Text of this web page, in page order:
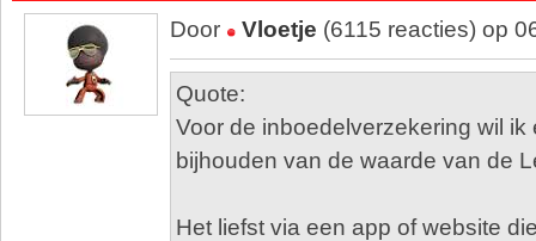
Door Vloetje (6115 reacties) op
Quote:
Voor de inboedelverzekering wil ik
bijhouden van de waarde van de
Het liefst via een app of website